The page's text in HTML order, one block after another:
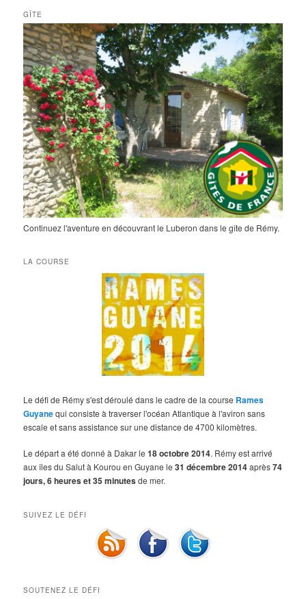
GÎTE
Continuez l'aventure en découvrant le Luberon dans le gîte de Rémy.
LA COURSE
Le défi de Rémy s'est déroulé dans le cadre de la course Rames
Guyanequi consiste à traverser l'océan Atlantique à l'aviron sans
escale et sans assistance sur une distance de 4700 kilomètres.
Le départ a été donné à Dakar le18 octobre 2014. Rémy est arrivé
aux îles du Salut à Kourou en Guyane le31 décembre 2014après74
jours, 6 heures et 35 minutesde mer.
SUIVEZ LE DÉFI
SOUTENEZ LE DÉFI